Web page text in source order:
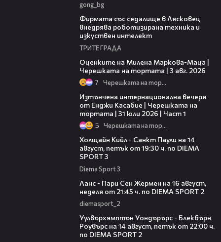
gong_bg
Фирмата със седалище в Лясковец
внедрява роботизирана техника и
изкуствен интелект
ТРИТЕ ГРАДА
Оценките на Милена Маркова-Маца |
Черешката на тортата | 3 авг. 2026
7 Черешката на тортата
Изтънчена интернационална вечеря
от Енджи Касабие | Черешката на
тортата | 31 юли 2026 | Част 1
5 Черешката на тортата
Холщайн Кийл - Санкт Паули на 14
август, петък от 19:30 ч. по DIEMA
SPORT 3
Diema Sport 3
Ланс - Пари Сен Жермен на 16 август,
неделя от 21:45 ч. по DIEMA SPORT 2
diemasport_2
Уулвърхямптън Уондърърс - Блекбърн
Роувърс на 14 август, петък от 22:00 ч.
по DIEMA SPORT 2